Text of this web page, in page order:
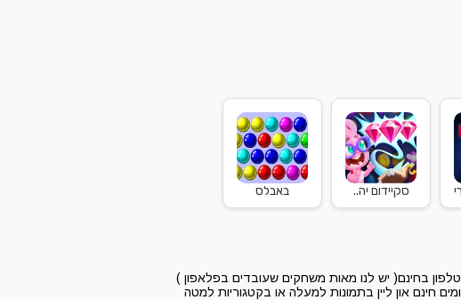
סקיידום יה.. באבלס
בחינם( יש לנו מאות משחקים שעובדים בפלאפון )
און ליין בתמונות למעלה או בקטגוריות למטה